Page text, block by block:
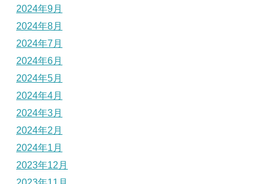
2024年9月
2024年8月
2024年7月
2024年6月
2024年5月
2024年4月
2024年3月
2024年2月
2024年1月
2023年12月